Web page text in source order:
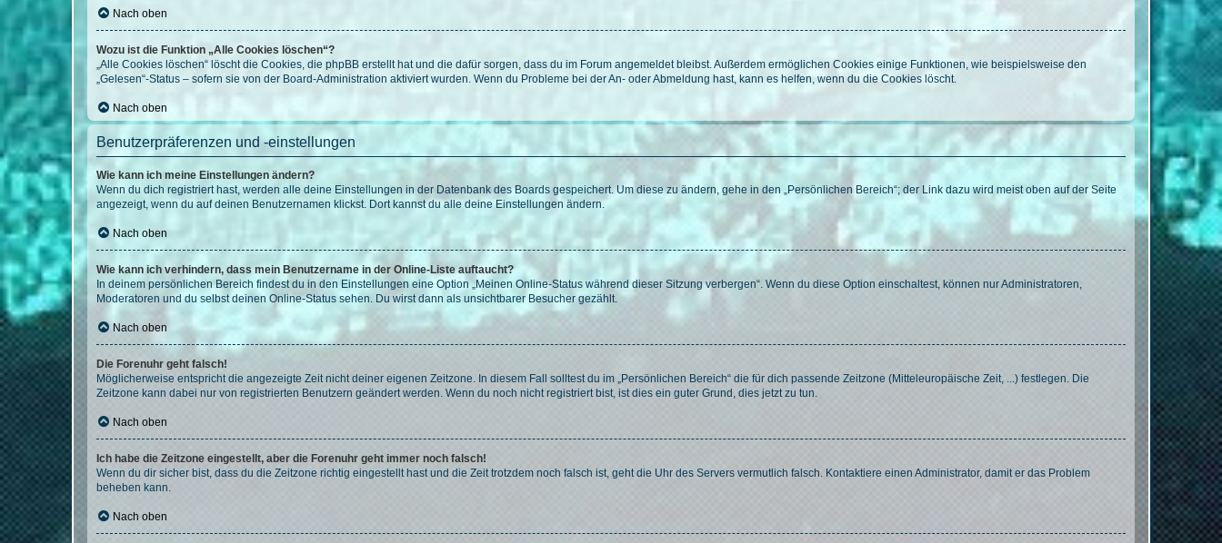
Nach oben
Wozu ist die Funktion „Alle Cookies löschen“?
„Alle Cookies löschen“ löscht die Cookies, die phpBB erstellt hat und die dafür sorgen, dass du im Forum angemeldet bleibst. Außerdem ermöglichen Cookies einige Funktionen, wie beispielsweise den
„Gelesen“-Status – sofern sie von der Board-Administration aktiviert wurden. Wenn du Probleme bei der An- oder Abmeldung hast, kann es helfen, wenn du die Cookies löscht.
Nach oben
Benutzerpräferenzen und -einstellungen
Wie kann ich meine Einstellungen ändern?
Wenn du dich registriert hast, werden alle deine Einstellungen in der Datenbank des Boards gespeichert. Um diese zu ändern, gehe in den „Persönlichen Bereich“; der Link dazu wird meist oben auf der Seite
angezeigt, wenn du auf deinen Benutzernamen klickst. Dort kannst du alle deine Einstellungen ändern.
Nach oben
Wie kann ich verhindern, dass mein Benutzername in der Online-Liste auftaucht?
In deinem persönlichen Bereich findest du in den Einstellungen eine Option „Meinen Online-Status während dieser Sitzung verbergen“. Wenn du diese Option einschaltest, können nur Administratoren,
Moderatoren und du selbst deinen Online-Status sehen. Du wirst dann als unsichtbarer Besucher gezählt.
Nach oben
Die Forenuhr geht falsch!
Möglicherweise entspricht die angezeigte Zeit nicht deiner eigenen Zeitzone. In diesem Fall solltest du im „Persönlichen Bereich“ die für dich passende Zeitzone (Mitteleuropäische Zeit, ...) festlegen. Die
Zeitzone kann dabei nur von registrierten Benutzern geändert werden. Wenn du noch nicht registriert bist, ist dies ein guter Grund, dies jetzt zu tun.
Nach oben
Ich habe die Zeitzone eingestellt, aber die Forenuhr geht immer noch falsch!
Wenn du dir sicher bist, dass du die Zeitzone richtig eingestellt hast und die Zeit trotzdem noch falsch ist, geht die Uhr des Servers vermutlich falsch. Kontaktiere einen Administrator, damit er das Problem
beheben kann.
Nach oben